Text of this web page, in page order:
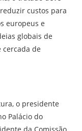
custos para
europeus e
globais de
de
o presidente
Palácio do